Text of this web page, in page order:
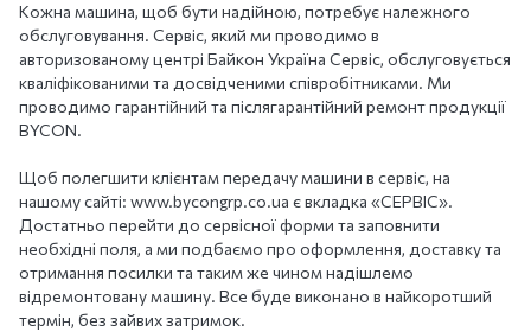
Кожна машина, щоб бути надійною, потребує належного
обслуговування. Сервіс, який ми проводимо в
авторизованому центрі Байкон Україна Сервіс, обслуговується
кваліфікованими та досвідченими співробітниками. Ми
проводимо гарантійний та післягарантійний ремонт продукції
BYCON.
Щоб полегшити клієнтам передачу машини в сервіс, на
нашому сайті: www.bycongrp.сo.ua є вкладка «СЕРВІС».
Достатньо перейти до сервісної форми та заповнити
необхідні поля, а ми подбаємо про оформлення, доставку та
отримання посилки та таким же чином надішлемо
відремонтовану машину. Все буде виконано в найкоротший
термін, без зайвих затримок.